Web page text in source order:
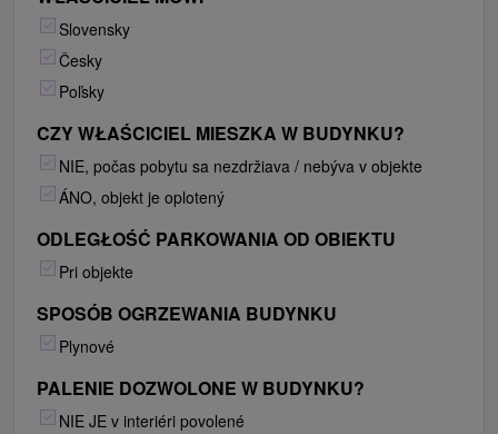
Slovensky
Česky
Poľsky
CZY WŁAŚCICIEL MIESZKA W BUDYNKU?
NIE, počas pobytu sa nezdržiava / nebýva v objekte
ÁNO, objekt je oplotený
ODLEGŁOŚĆ PARKOWANIA OD OBIEKTU
Pri objekte
SPOSÓB OGRZEWANIA BUDYNKU
Plynové
PALENIE DOZWOLONE W BUDYNKU?
NIE JE v interiéri povolené